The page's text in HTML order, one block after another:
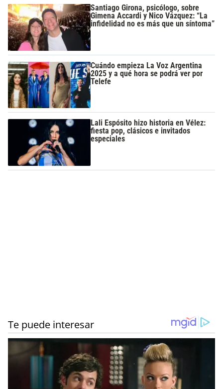
Santiago Girona, psicólogo, sobre
Gimena Accardi y Nico Vázquez: “La
infidelidad no es más que un síntoma”
Cuándo empieza La Voz Argentina
2025 y a qué hora se podrá ver por
Telefe
Lali Espósito hizo historia en Vélez:
fiesta pop, clásicos e invitados
especiales